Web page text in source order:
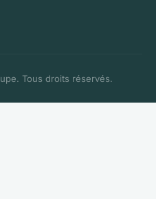
Tous droits réservés.